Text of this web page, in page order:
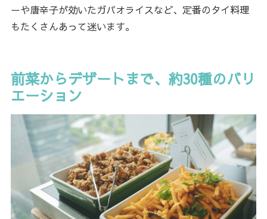
ーや唐辛子が効いたガパオライスなど、定番のタイ料理
もたくさんあって迷います。
前菜からデザートまで、約30種のバリ
エーション